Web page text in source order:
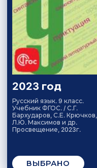
2023 год
Русский язык. 9 класс.
Учебник ФГОС. / С.Г.
Бархударов, С.Е. Крючков,
Л.Ю. Максимов и др.
Просвещение, 2023г.
ВЫБРАНО